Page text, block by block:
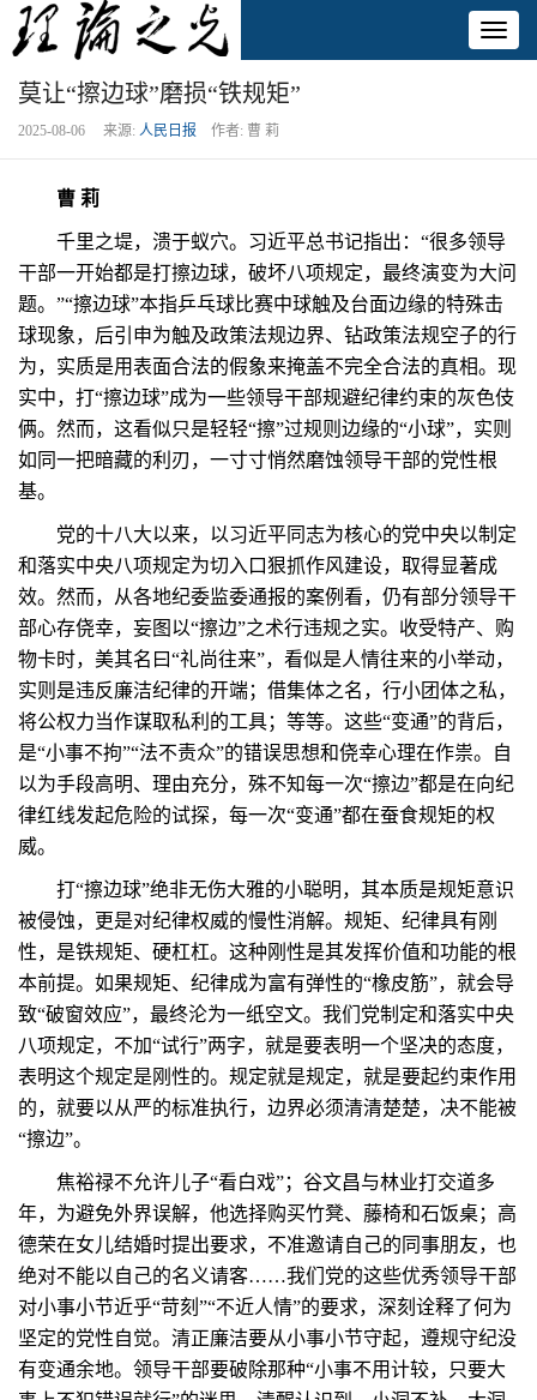
莫让“擦边球”磨损“铁规矩”
2025-08-06 来源: 人民日报 作者: 曹 莉
曹 莉
千里之堤，溃于蚁穴。习近平总书记指出：“很多领导
干部一开始都是打擦边球，破坏八项规定，最终演变为大问
题。”“擦边球”本指乒乓球比赛中球触及台面边缘的特殊击
球现象，后引申为触及政策法规边界、钻政策法规空子的行
为，实质是用表面合法的假象来掩盖不完全合法的真相。现
实中，打“擦边球”成为一些领导干部规避纪律约束的灰色伎
俩。然而，这看似只是轻轻“擦”过规则边缘的“小球”，实则
如同一把暗藏的利刃，一寸寸悄然磨蚀领导干部的党性根
基。
党的十八大以来，以习近平同志为核心的党中央以制定
和落实中央八项规定为切入口狠抓作风建设，取得显著成
效。然而，从各地纪委监委通报的案例看，仍有部分领导干
部心存侥幸，妄图以“擦边”之术行违规之实。收受特产、购
物卡时，美其名曰“礼尚往来”，看似是人情往来的小举动，
实则是违反廉洁纪律的开端；借集体之名，行小团体之私，
将公权力当作谋取私利的工具；等等。这些“变通”的背后，
是“小事不拘”“法不责众”的错误思想和侥幸心理在作祟。自
以为手段高明、理由充分，殊不知每一次“擦边”都是在向纪
律红线发起危险的试探，每一次“变通”都在蚕食规矩的权
威。
打“擦边球”绝非无伤大雅的小聪明，其本质是规矩意识
被侵蚀，更是对纪律权威的慢性消解。规矩、纪律具有刚
性，是铁规矩、硬杠杠。这种刚性是其发挥价值和功能的根
本前提。如果规矩、纪律成为富有弹性的“橡皮筋”，就会导
致“破窗效应”，最终沦为一纸空文。我们党制定和落实中央
八项规定，不加“试行”两字，就是要表明一个坚决的态度，
表明这个规定是刚性的。规定就是规定，就是要起约束作用
的，就要以从严的标准执行，边界必须清清楚楚，决不能被
“擦边”。
焦裕禄不允许儿子“看白戏”；谷文昌与林业打交道多
年，为避免外界误解，他选择购买竹凳、藤椅和石饭桌；高
德荣在女儿结婚时提出要求，不准邀请自己的同事朋友，也
绝对不能以自己的名义请客……我们党的这些优秀领导干部
对小事小节近乎“苛刻”“不近人情”的要求，深刻诠释了何为
坚定的党性自觉。清正廉洁要从小事小节守起，遵规守纪没
有变通余地。领导干部要破除那种“小事不用计较，只要大